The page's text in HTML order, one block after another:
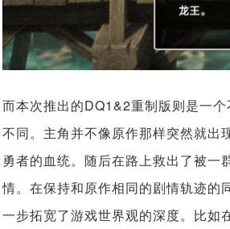
而本次推出的DQ1&2重制版则是一
不同。主角并不像原作那样突然就出
勇者的血统。随后在路上救出了被
情。在保持和原作相同的剧情轨迹的
一步拓宽了游戏世界观的深度。比如